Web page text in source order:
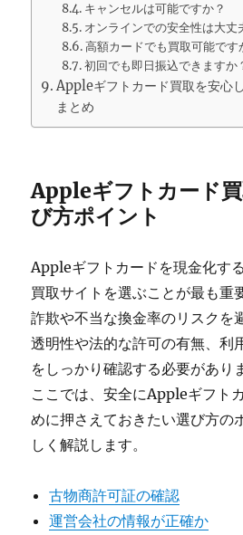
キャンセルは可能ですか？
オンラインでの安全性は大丈
高額カードでも買取可能です
初回でも即日振込できますか
Appleギフトカード買取を安心
まとめ
Appleギフトカード
び方ポイント
Appleギフトカードを現金化す
買取サイトを選ぶことが最も重
詐欺や不当な換金率のリスクを
透明性や法的な許可の有無、利
をしっかり確認する必要があり
ここでは、安全にAppleギフト
めに押さえておきたい選び方の
しく解説します。
古物商許可証の確認
運営会社の情報が正確か